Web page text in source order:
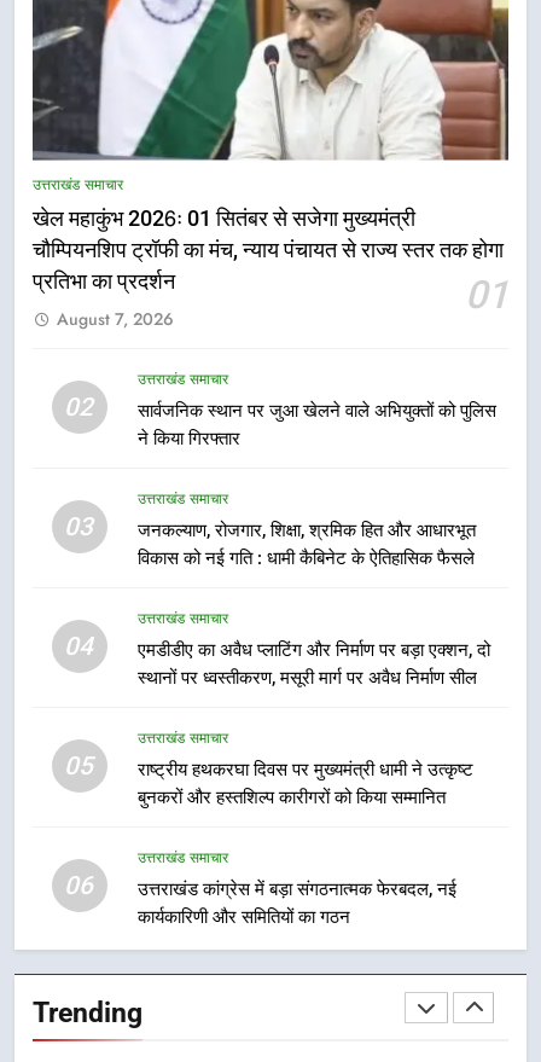
उत्तराखंड समाचार
खेल महाकुंभ 2026ः 01 सितंबर से सजेगा मुख्यमंत्री
चौम्पियनशिप ट्रॉफी का मंच, न्याय पंचायत से राज्य स्तर तक होगा
प्रतिभा का प्रदर्शन
01
August 7, 2026
02
उत्तराखंड समाचार
सार्वजनिक स्थान पर जुआ खेलने वाले अभियुक्तों को पुलिस
ने किया गिरफ्तार
03
उत्तराखंड समाचार
जनकल्याण, रोजगार, शिक्षा, श्रमिक हित और आधारभूत
विकास को नई गति : धामी कैबिनेट के ऐतिहासिक फैसले
04
उत्तराखंड समाचार
एमडीडीए का अवैध प्लाटिंग और निर्माण पर बड़ा एक्शन, दो
स्थानों पर ध्वस्तीकरण, मसूरी मार्ग पर अवैध निर्माण सील
05
उत्तराखंड समाचार
राष्ट्रीय हथकरघा दिवस पर मुख्यमंत्री धामी ने उत्कृष्ट
बुनकरों और हस्तशिल्प कारीगरों को किया सम्मानित
06
उत्तराखंड समाचार
उत्तराखंड कांग्रेस में बड़ा संगठनात्मक फेरबदल, नई
कार्यकारिणी और समितियों का गठन
Trending
राष्ट्रीय हथकरघा दिवस पर मुख्यमंत्री
कारीगरों को किया सम्मानित
उत्तराखंड समाचार
6
का गठन
उत्तराखंड समाचार
देना सरकार की सर्वोच्च प्राथमिकता, आने
वाले महीनों में हजारों पदों पर की जाएगी
भर्ती
उत्तराखंड समाचार
दिल्ली-देहरादून आर्थिक कॉरिडोर से जुड़ी
12 किमी ग्रीनफील्ड बाईपास परियोजना
निर्देश, सुरक्षा मानकों से कोई समझौता
नहींः डीएम
1
खेल महाकुंभ 2026ः 01 सितंबर से सजेगा
न्याय पंचायत से राज्य स्तर तक होगा
प्रतिभा का प्रदर्शन
उत्तराखंड समाचार
अभियुक्तों को पुलिस ने किया गिरफ्तार